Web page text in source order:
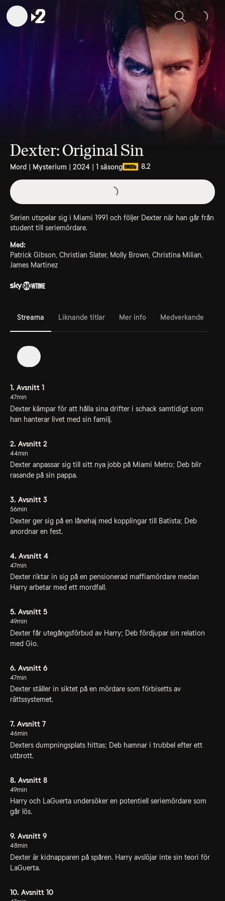
Sök
Dexter: Original Sin
Mord | Mysterium | 2024 | 1 säsong 8.2
Serien utspelar sig i Miami 1991 och följer Dexter när han går från
student till seriemördare.
Med:
Patrick Gibson, Christian Slater, Molly Brown, Christina Milian,
James Martinez
Streama Liknande titlar Mer info Medverkande
1. Avsnitt 1
47min
Dexter kämpar för att hålla sina drifter i schack samtidigt som
han hanterar livet med sin familj.
2. Avsnitt 2
44min
Dexter anpassar sig till sitt nya jobb på Miami Metro; Deb blir
rasande på sin pappa.
3. Avsnitt 3
56min
Dexter ger sig på en lånehaj med kopplingar till Batista; Deb
anordnar en fest.
4. Avsnitt 4
47min
Dexter riktar in sig på en pensionerad maffiamördare medan
Harry arbetar med ett mordfall.
5. Avsnitt 5
49min
Dexter får utegångsförbud av Harry; Deb fördjupar sin relation
med Gio.
6. Avsnitt 6
47min
Dexter ställer in siktet på en mördare som förbisetts av
rättssystemet.
7. Avsnitt 7
46min
Dexters dumpningsplats hittas; Deb hamnar i trubbel efter ett
utbrott.
8. Avsnitt 8
49min
Harry och LaGuerta undersöker en potentiell seriemördare som
går lös.
9. Avsnitt 9
48min
Dexter är kidnapparen på spåren. Harry avslöjar inte sin teori för
LaGuerta.
10. Avsnitt 10